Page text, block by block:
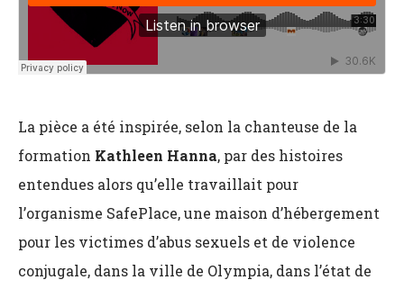
La pièce a été inspirée, selon la chanteuse de la
formation Kathleen Hanna, par des histoires
entendues alors qu’elle travaillait pour
l’organisme SafePlace, une maison d’hébergement
pour les victimes d’abus sexuels et de violence
conjugale, dans la ville de Olympia, dans l’état de